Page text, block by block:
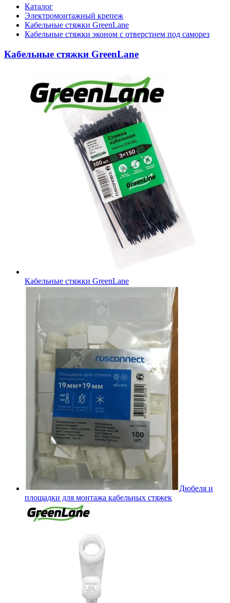
Каталог
Электромонтажный крепеж
Кабельные стяжки GreenLane
Кабельные стяжки эконом с отверстием под саморез
Кабельные стяжки GreenLane
Кабельные стяжки GreenLane
Дюбеля и
площадки для монтажа кабельных стяжек